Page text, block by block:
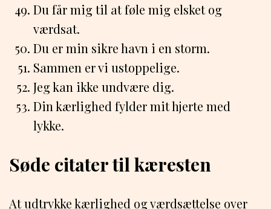
Du får mig til at føle mig elsket og
værdsat.
Du er min sikre havn i en storm.
Sammen er vi ustoppelige.
Jeg kan ikke undvære dig.
Din kærlighed fylder mit hjerte med
lykke.
Søde citater til kæresten
At udtrykke kærlighed og værdsættelse over